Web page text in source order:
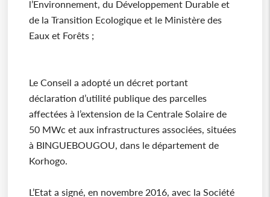
l’Environnement, du Développement Durable et
de la Transition Ecologique et le Ministère des
Eaux et Forêts ;
Le Conseil a adopté un décret portant
déclaration d’utilité publique des parcelles
affectées à l’extension de la Centrale Solaire de
50 MWc et aux infrastructures associées, situées
à BINGUEBOUGOU, dans le département de
Korhogo.
L’Etat a signé, en novembre 2016, avec la Société